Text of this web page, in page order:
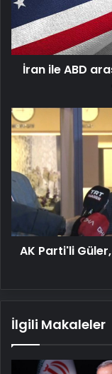
yapılan
ikinci
tur
görüşmeler
bittiİran ile ABD
AK
Parti'li
Güler,
Sırrı
Süreyya
Önder'i
hastanede
etti
AK Parti'li
İlgili Makaleler